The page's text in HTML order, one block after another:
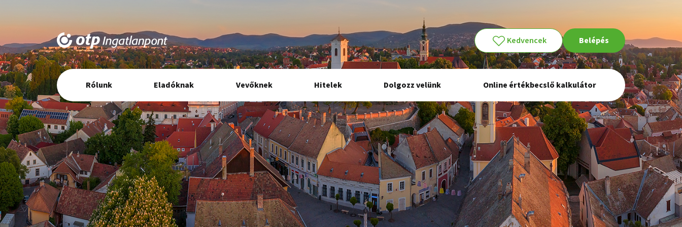
Kedvencek Belépés
Elsődleges
navigáció
Rólunk Eladóknak Vevőknek Hitelek Dolgozz velünk Online értékbecslő kalkulátor